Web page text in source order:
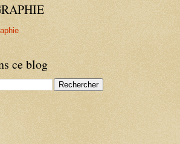
ce blog